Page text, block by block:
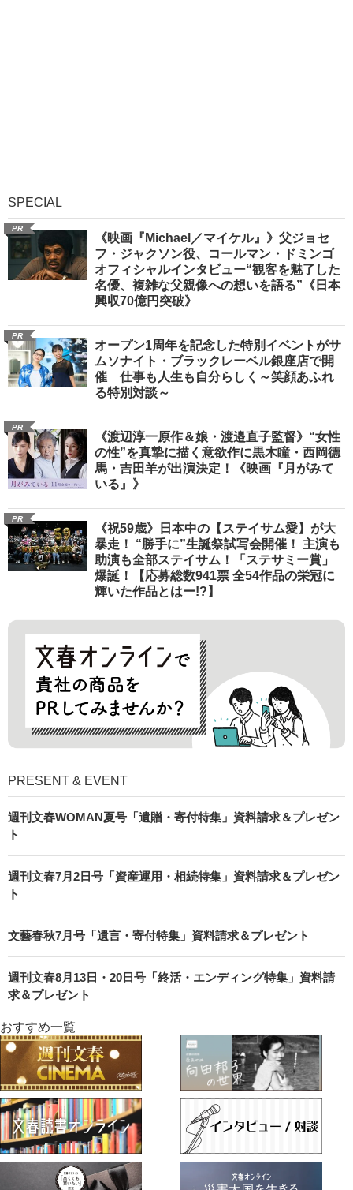
SPECIAL
PR
《映画『Michael／マイケル』》父ジョセ
フ・ジャクソン役、コールマン・ドミンゴ
オフィシャルインタビュー“観客を魅了した
名優、複雑な父親像への想いを語る”《日本
興収70億円突破》
PR
オープン1周年を記念した特別イベントがサ
ムソナイト・ブラックレーベル銀座店で開
催 仕事も人生も自分らしく～笑顔あふれ
る特別対談～
PR
《渡辺淳一原作＆娘・渡邉直子監督》“女性
の性”を真摯に描く意欲作に黒木瞳・西岡德
馬・吉田羊が出演決定！《映画『月がみて
いる』》
PR
《祝59歳》日本中の【ステイサム愛】が大
暴走！ “勝手に”生誕祭試写会開催！ 主演も
助演も全部ステイサム！「ステサミー賞」
爆誕！【応募総数941票 全54作品の栄冠に
輝いた作品とはー!?】
PRESENT & EVENT
週刊文春WOMAN夏号「遺贈・寄付特集」資料請求＆プレゼン
ト
週刊文春7月2日号「資産運用・相続特集」資料請求＆プレゼン
ト
文藝春秋7月号「遺言・寄付特集」資料請求＆プレゼント
週刊文春8月13日・20日号「終活・エンディング特集」資料請
求＆プレゼント
おすすめ一覧